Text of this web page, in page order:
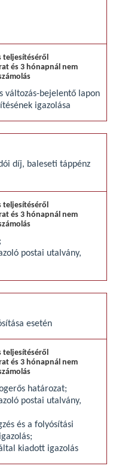
változás-bejelentő lapon
igazolása
díj, baleseti táppénz
postai utalvány,
esetén
határozat;
postai utalvány,
és a folyósítási
kiadott igazolás